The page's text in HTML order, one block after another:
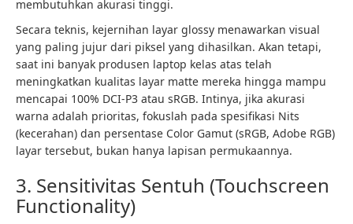
membutuhkan akurasi tinggi.
Secara teknis, kejernihan layar glossy menawarkan visual
yang paling jujur dari piksel yang dihasilkan. Akan tetapi,
saat ini banyak produsen laptop kelas atas telah
meningkatkan kualitas layar matte mereka hingga mampu
mencapai 100% DCI-P3 atau sRGB. Intinya, jika akurasi
warna adalah prioritas, fokuslah pada spesifikasi Nits
(kecerahan) dan persentase Color Gamut (sRGB, Adobe RGB)
layar tersebut, bukan hanya lapisan permukaannya.
3. Sensitivitas Sentuh (Touchscreen
Functionality)